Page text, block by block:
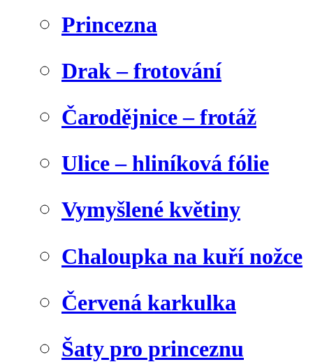
Princezna
Drak – frotování
Čarodějnice – frotáž
Ulice – hliníková fólie
Vymyšlené květiny
Chaloupka na kuří nožce
Červená karkulka
Šaty pro princeznu